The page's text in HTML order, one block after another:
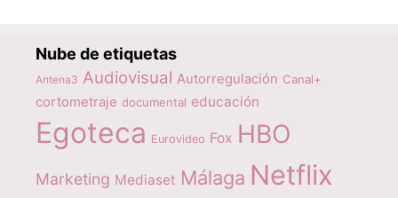
Nube de etiquetas
Antena3 Audiovisual Autorregulación Canal+
cortometraje documental educación
Egoteca Eurovideo Fox HBO
Marketing Mediaset Málaga Netflix